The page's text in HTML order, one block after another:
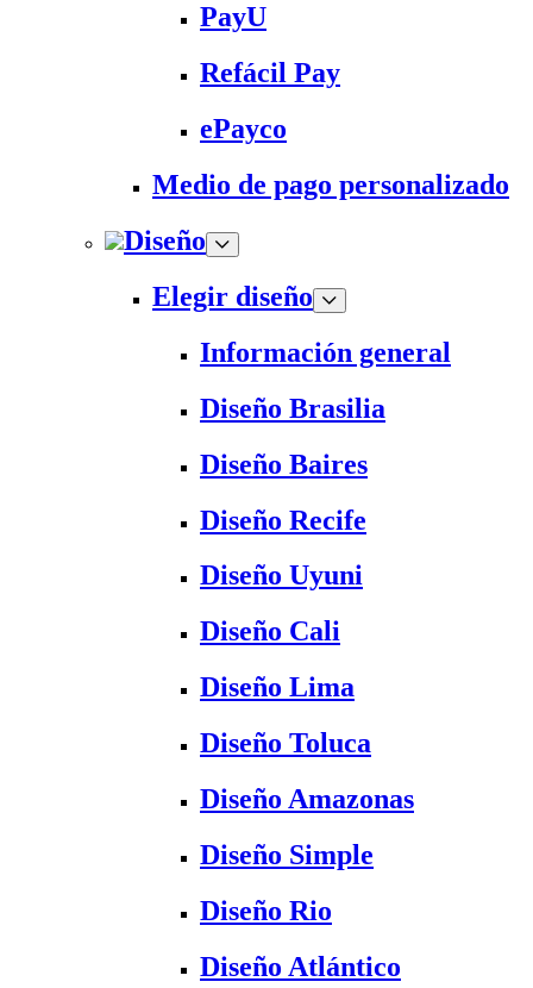
PayU
Refácil Pay
ePayco
Medio de pago personalizado
Diseño
Elegir diseño
Información general
Diseño Brasilia
Diseño Baires
Diseño Recife
Diseño Uyuni
Diseño Cali
Diseño Lima
Diseño Toluca
Diseño Amazonas
Diseño Simple
Diseño Rio
Diseño Atlántico